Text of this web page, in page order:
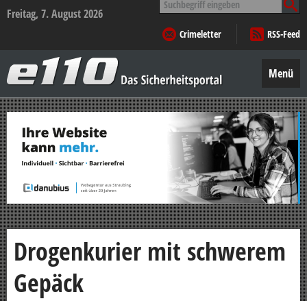
Freitag, 7. August 2026
nach:
Crimeletter
RSS-Feed
–
Das
Sicherheitsportal
Menü
Zum
Inhalt
springen
Drogenkurier mit schwerem
Gepäck